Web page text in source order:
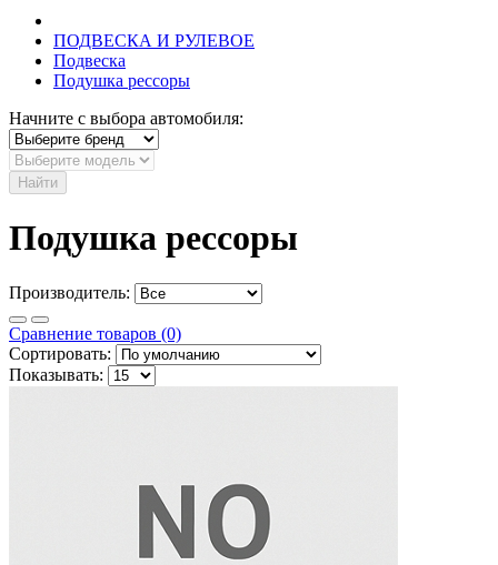
ПОДВЕСКА И РУЛЕВОЕ
Подвеска
Подушка рессоры
Начните с выбора автомобиля:
Найти
Подушка рессоры
Производитель:
Сравнение товаров (0)
Сортировать:
Показывать: